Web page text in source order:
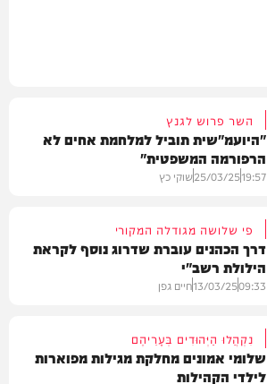
השר פרוש לגנץ
"היועמ"שית תוביל למלחמת אחים לא
הרפורמה המשפטית"
19:57
25/03/25שוקי כץ
פי שלושה מגודלה המקורי
דרך הכהנים עוברת שדרוג נוסף לקראת
הילולת רשב"י
09:33
13/03/25חיים גפן
נִקְהֲלוּ הַיְּהוּדִים בְּעָרֵיהֶם
שלומי אמונים מחלקת מגילות מפוארות
לילדי הקהילות